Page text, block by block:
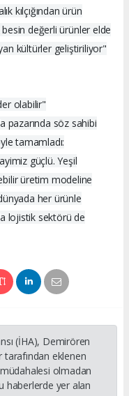
kılçığından ürün
besin değerli ürünler elde
kültürler geliştiriliyor"
olabilir"
pazarında söz sahibi
tamamladı:
güçlü. Yeşil
üretim modeline
her ürünle
lojistik sektörü de
(İHA), Demirören
tarafından eklenen
olmadan
haberlerde yer alan